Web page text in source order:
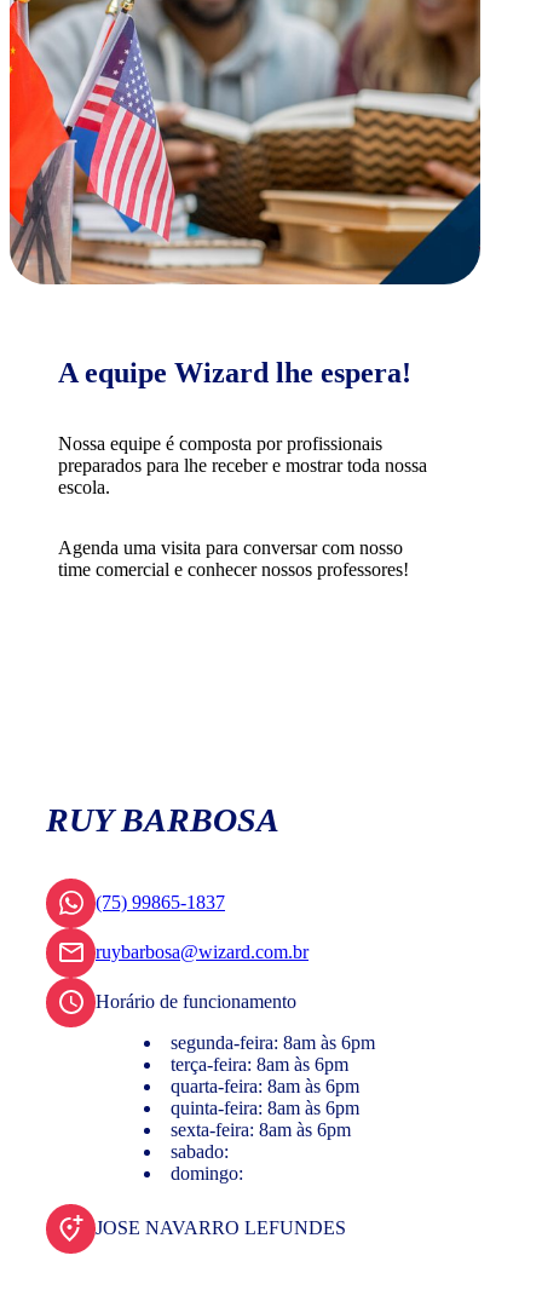
A equipe Wizard lhe espera!
Nossa equipe é composta por profissionais
preparados para lhe receber e mostrar toda nossa
escola.
Agenda uma visita para conversar com nosso
time comercial e conhecer nossos professores!
RUY BARBOSA
(75) 99865-1837
ruybarbosa@wizard.com.br
Horário de funcionamento
segunda-feira: 8am às 6pm
terça-feira: 8am às 6pm
quarta-feira: 8am às 6pm
quinta-feira: 8am às 6pm
sexta-feira: 8am às 6pm
sabado:
domingo:
JOSE NAVARRO LEFUNDES